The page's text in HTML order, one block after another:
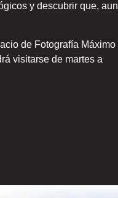
y descubrir que, aun
de Fotografía Máximo
visitarse de martes a